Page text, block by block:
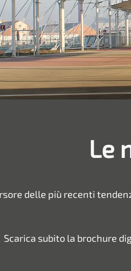
Le
delle più recenti
Scarica subito la brochure